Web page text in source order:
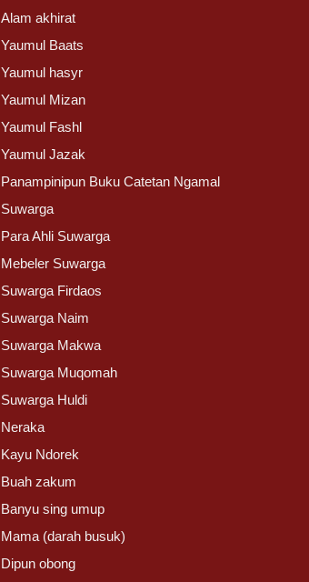
Alam akhirat
Yaumul Baats
Yaumul hasyr
Yaumul Mizan
Yaumul Fashl
Yaumul Jazak
Panampinipun Buku Catetan Ngamal
Suwarga
Para Ahli Suwarga
Mebeler Suwarga
Suwarga Firdaos
Suwarga Naim
Suwarga Makwa
Suwarga Muqomah
Suwarga Huldi
Neraka
Kayu Ndorek
Buah zakum
Banyu sing umup
Mama (darah busuk)
Dipun obong